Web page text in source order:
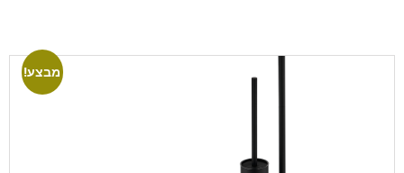
מבצע!